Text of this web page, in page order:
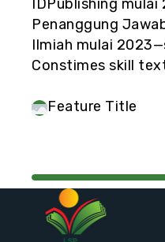
IDPublishing
Penanggung
Ilmiah mulai
Constimes skill
Feature Title